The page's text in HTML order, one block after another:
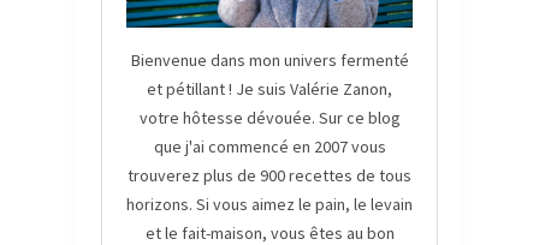
Bienvenue dans mon univers fermenté
et pétillant ! Je suis Valérie Zanon,
votre hôtesse dévouée. Sur ce blog
que j'ai commencé en 2007 vous
trouverez plus de 900 recettes de tous
horizons. Si vous aimez le pain, le levain
et le fait-maison, vous êtes au bon